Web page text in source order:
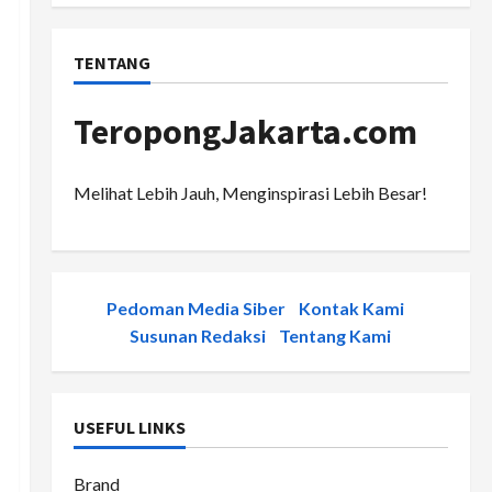
TENTANG
TeropongJakarta.com
Melihat Lebih Jauh, Menginspirasi Lebih Besar!
Pedoman Media Siber Kontak Kami
Susunan Redaksi
Tentang Kami
USEFUL LINKS
Brand